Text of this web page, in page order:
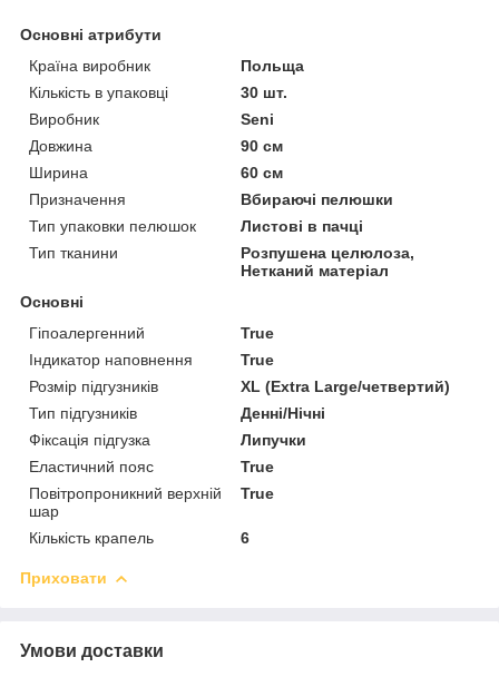
Основні атрибути
Країна виробник
Польща
Кількість в упаковці
30 шт.
Виробник
Seni
Довжина
90 см
Ширина
60 см
Призначення
Вбираючі пелюшки
Тип упаковки пелюшок
Листові в пачці
Тип тканини
Розпушена целюлоза,
Нетканий матеріал
Основні
Гіпоалергенний
True
Індикатор наповнення
True
Розмір підгузників
XL (Extra Large/четвертий)
Тип підгузників
Денні/Нічні
Фіксація підгузка
Липучки
Еластичний пояс
True
Повітропроникний верхній
шар
True
Кількість крапель 6
Приховати
Умови доставки